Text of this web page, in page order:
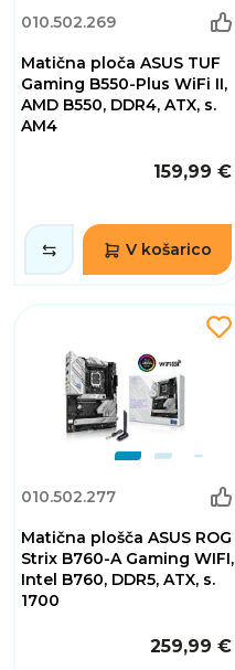
010.502.269
Matična ploča ASUS TUF
Gaming B550-Plus WiFi II,
AMD B550, DDR4, ATX, s.
AM4
159,99 €
V košarico
010.502.277
Matična plošča ASUS ROG
Strix B760-A Gaming WIFI,
Intel B760, DDR5, ATX, s.
1700
259,99 €